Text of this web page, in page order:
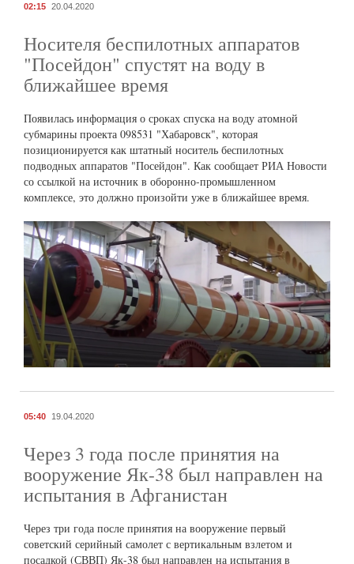
02:15 20.04.2020
Носителя беспилотных аппаратов
"Посейдон" спустят на воду в
ближайшее время
Появилась информация о сроках спуска на воду атомной
субмарины проекта 098531 "Хабаровск", которая
позиционируется как штатный носитель беспилотных
подводных аппаратов "Посейдон". Как сообщает РИА Новости
со ссылкой на источник в оборонно-промышленном
комплексе, это должно произойти уже в ближайшее время.
05:40 19.04.2020
Через 3 года после принятия на
вооружение Як-38 был направлен на
испытания в Афганистан
Через три года после принятия на вооружение первый
советский серийный самолет с вертикальным взлетом и
посадкой (СВВП) Як-38 был направлен на испытания в